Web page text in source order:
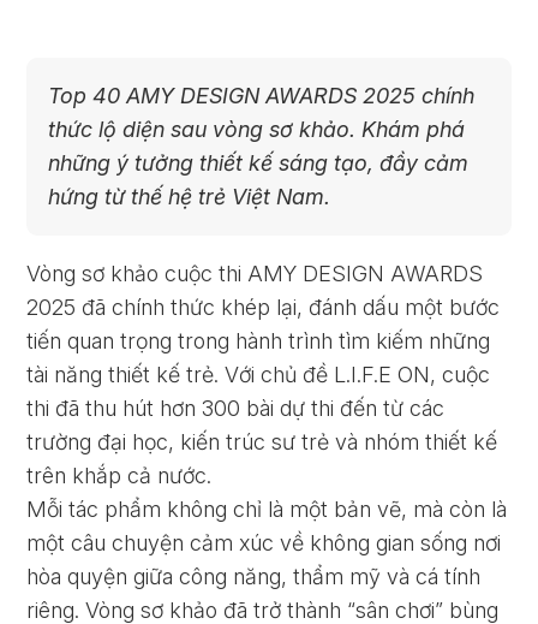
Top 40 AMY DESIGN AWARDS 2025 chính
thức lộ diện sau vòng sơ khảo. Khám phá
những ý tưởng thiết kế sáng tạo, đầy cảm
hứng từ thế hệ trẻ Việt Nam.
Vòng sơ khảo cuộc thi AMY DESIGN AWARDS
2025 đã chính thức khép lại, đánh dấu một bước
tiến quan trọng trong hành trình tìm kiếm những
tài năng thiết kế trẻ. Với chủ đề L.I.F.E ON, cuộc
thi đã thu hút hơn 300 bài dự thi đến từ các
trường đại học, kiến trúc sư trẻ và nhóm thiết kế
trên khắp cả nước.
Mỗi tác phẩm không chỉ là một bản vẽ, mà còn là
một câu chuyện cảm xúc về không gian sống nơi
hòa quyện giữa công năng, thẩm mỹ và cá tính
riêng. Vòng sơ khảo đã trở thành “sân chơi” bùng